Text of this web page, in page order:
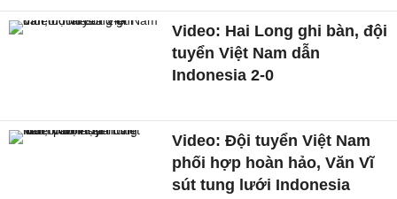
Video: Hai Long ghi bàn, đội
tuyển Việt Nam dẫn
Indonesia 2-0
Video: Đội tuyển Việt Nam
phối hợp hoàn hảo, Văn Vĩ
sút tung lưới Indonesia